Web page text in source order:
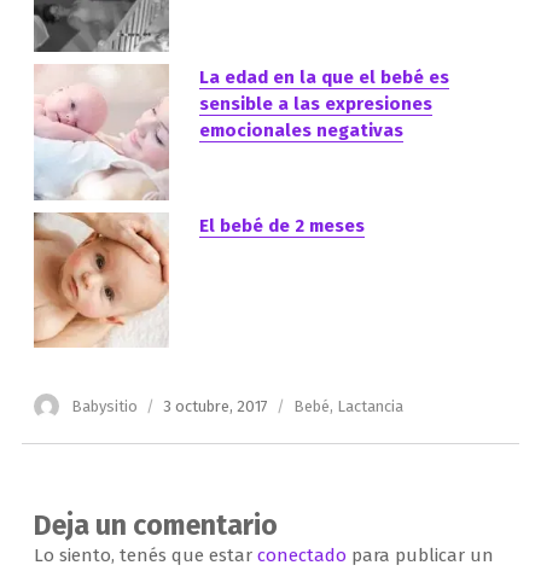
La edad en la que el bebé es
sensible a las expresiones
emocionales negativas
El bebé de 2 meses
Autor
Babysitio
Publicado
3 octubre, 2017 Categorías
Bebé, Lactancia
Deja un comentario
Lo siento, tenés que estar conectado para publicar un